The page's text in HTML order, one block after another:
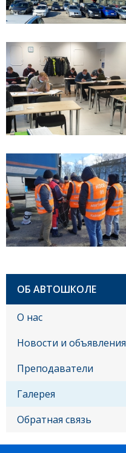
Sub
RU
ОБ АВТОШКОЛЕ
О нас
Новости и объявления
Преподаватели
Галерея
Oбратная связь